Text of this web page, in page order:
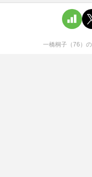
一橋桐子（76）